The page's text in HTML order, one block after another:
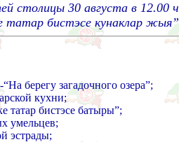
столицы 30 августа в
татар бистэсе кунаклар
берегу загадочного озера”;
кухни;
татар бистэсе батыры”;
умельцев;
эстрады;